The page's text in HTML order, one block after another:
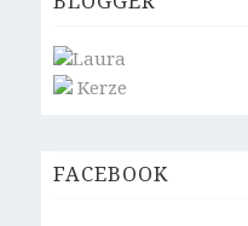
Laura
Kerze
FACEBOOK